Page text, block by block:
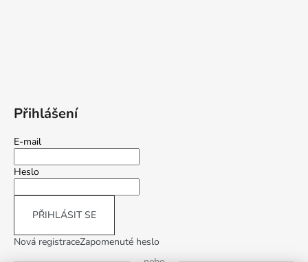
Přihlášení
E-mail
Heslo
PŘIHLÁSIT SE
Nová registraceZapomenuté heslo